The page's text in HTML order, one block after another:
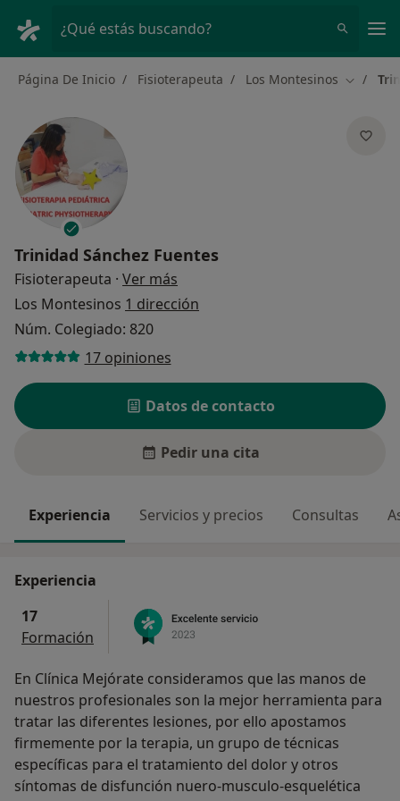
¿Qué estás buscando?
Página De Inicio Fisioterapeuta Los Montesinos Cambiar
Trinidad Sánchez Fuentes
Fisioterapeuta · Ver más
Los Montesinos 1 dirección
Núm. Colegiado: 820
17 opiniones
Datos de contacto
Pedir una cita
Experiencia Servicios y precios Consultas
Experiencia
17
Formación
En Clínica Mejórate consideramos que las manos de
nuestros profesionales son la mejor herramienta para
tratar las diferentes lesiones, por ello apostamos
firmemente por la terapia, un grupo de técnicas
específicas para el tratamiento del dolor y otros
síntomas de disfunción nuero-musculo-esquelética